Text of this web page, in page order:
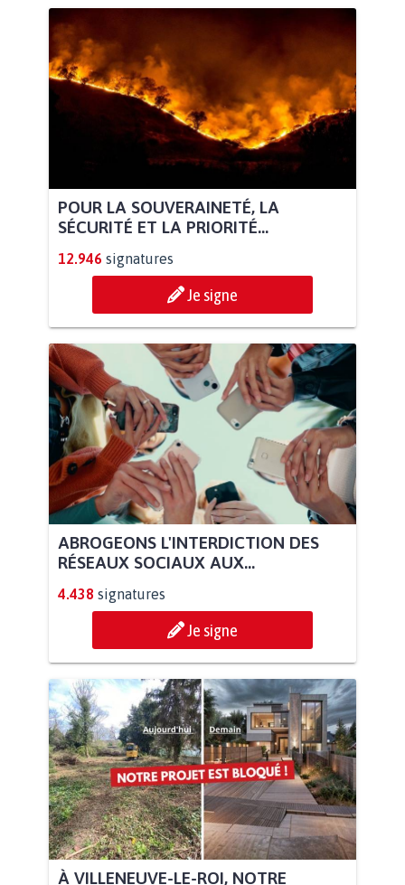
POUR LA SOUVERAINETÉ, LA
SÉCURITÉ ET LA PRIORITÉ...
12.946 signatures
Je signe
ABROGEONS L'INTERDICTION DES
RÉSEAUX SOCIAUX AUX...
4.438 signatures
Je signe
À VILLENEUVE-LE-ROI, NOTRE